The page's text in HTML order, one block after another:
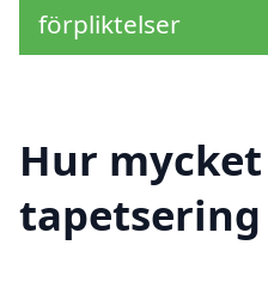
förpliktelser
Hur
tapetsering